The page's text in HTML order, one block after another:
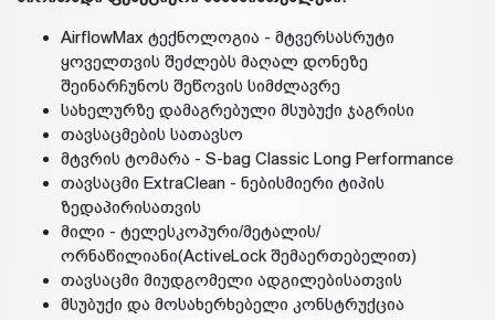
AirflowMax ტექნოლოგია - მტვერსასრუტი
ყოველთვის შეძლებს მაღალ დონეზე
შეინარჩუნოს შეწოვის სიმძლავრე
სახელურზე დამაგრებული მსუბუქი ჯაგრისი
თავსაცმების სათავსო
მტვრის ტომარა - S-bag Classic Long Performance
თავსაცმი ExtraClean - ნებისმიერი ტიპის
ზედაპირისათვის
მილი - ტელესკოპური/მეტალის/
ორნაწილიანი(ActiveLock შემაერთებელით)
თავსაცმი მიუდგომელი ადგილებისათვის
მსუბუქი და მოსახერხებელი კონსტრუქცია